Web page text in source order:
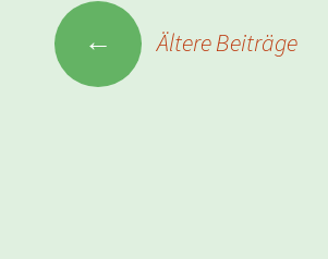
Beitragsnavigation
← Ältere Beiträge